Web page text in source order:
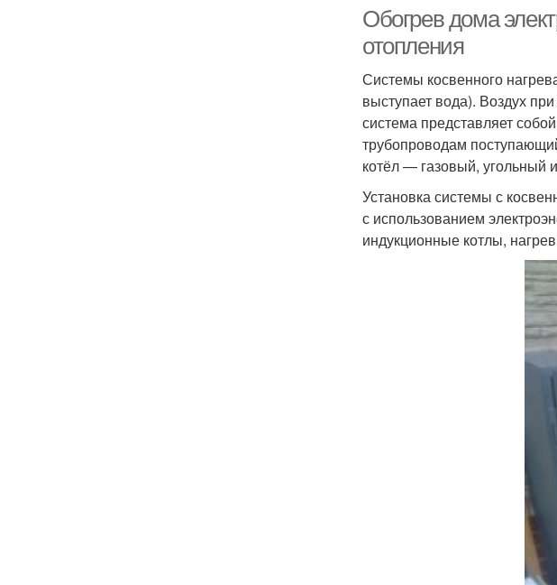
Обогрев дома
отопления
Системы косвенного
выступает вода). Воздух
система представляет
трубопроводам
котёл — газовый, угольный
Установка системы с
с использованием
индукционные котлы,